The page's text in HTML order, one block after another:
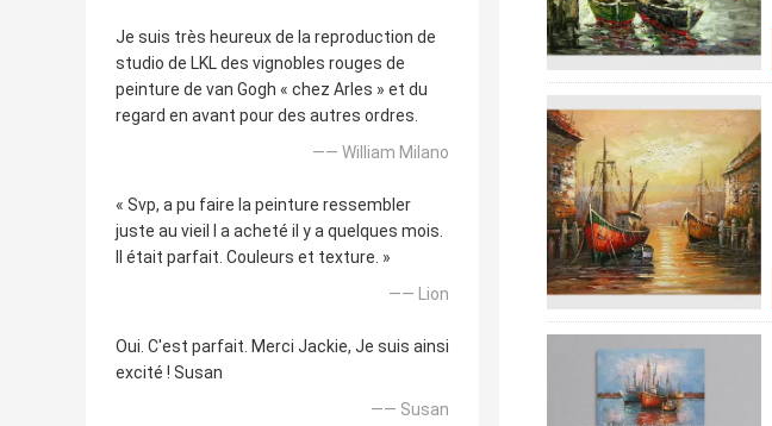
Je suis très heureux de la reproduction de
studio de LKL des vignobles rouges de
peinture de van Gogh « chez Arles » et du
regard en avant pour des autres ordres.
—— William Milano
« Svp, a pu faire la peinture ressembler
juste au vieil I a acheté il y a quelques mois.
Il était parfait. Couleurs et texture. »
—— Lion
Oui. C'est parfait. Merci Jackie, Je suis ainsi
excité ! Susan
—— Susan